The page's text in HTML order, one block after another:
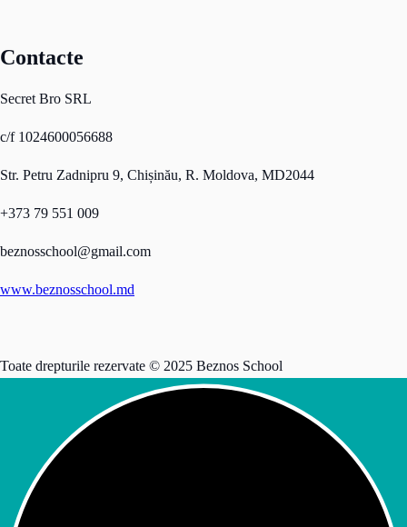
Contacte
Secret Bro SRL
c/f 1024600056688
Str. Petru Zadnipru 9, Chișinău, R. Moldova, MD2044
+373 79 551 009
beznosschool@gmail.com
www.beznosschool.md
Toate drepturile rezervate © 2025 Beznos School